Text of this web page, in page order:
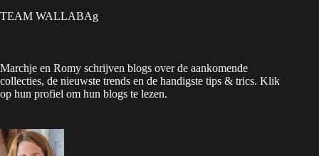
TEAM WALLABAg
Marchje en Romy schrijven blogs over de aankomende
collecties, de nieuwste trends en de handigste tips & trics. Klik
op hun profiel om hun blogs te lezen.